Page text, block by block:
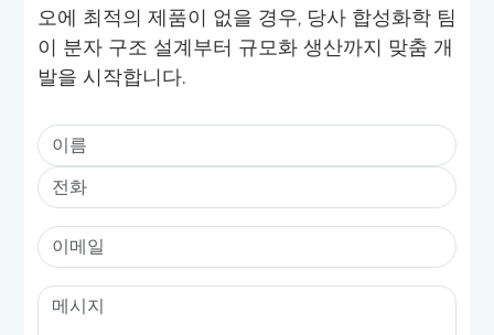
오에 최적의 제품이 없을 경우, 당사 합성화학 팀
이 분자 구조 설계부터 규모화 생산까지 맞춤 개
발을 시작합니다.